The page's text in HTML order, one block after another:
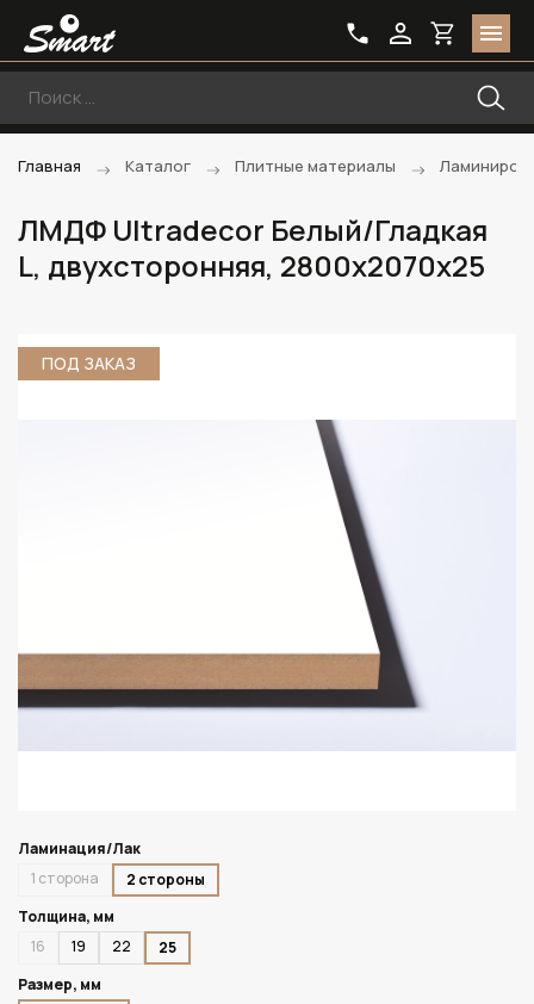
Главная Каталог Плитные материалы
ЛМДФ Ultradecor Белый/Гладкая
L, двухсторонняя, 2800х2070х25
ПОД ЗАКАЗ
Ламинация/Лак
1 сторона
2 стороны
Толщина, мм
16
19 22
25
Размер, мм